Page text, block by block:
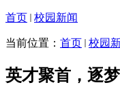
首页 校园新闻
当前位置： 首页 校园
英才聚首，逐